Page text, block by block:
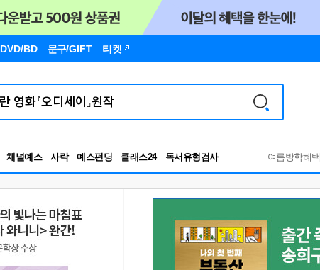
DVD/BD 문구/GIFT 티켓
채널예스 사락 예스펀딩 클래스24
RBTI Lab
독서유형검사
여름방학혜택